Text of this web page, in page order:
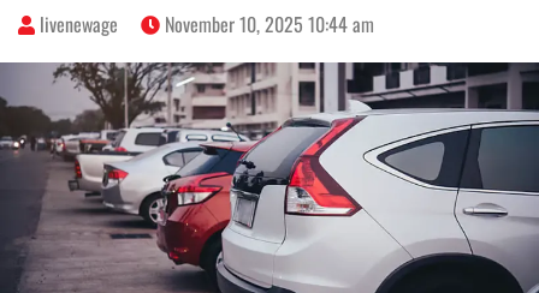
livenewage November 10, 2025 10:44 am